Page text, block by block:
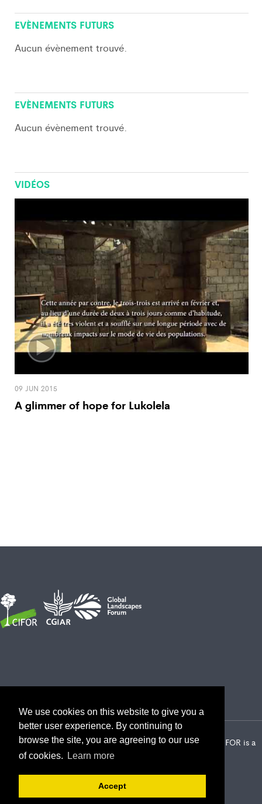
We use cookies on this website to give you a
better user experience. By continuing to
browse the site, you are agreeing to our use
of cookies.
Learn more
Accept
EVÈNEMENTS FUTURS
Aucun évènement trouvé.
EVÈNEMENTS FUTURS
Aucun évènement trouvé.
VIDÉOS
09 JUN 2015
A glimmer of hope for Lukolela
2026 Center for International Forestry Research (CIFOR) | CIFOR is a
CGIAR Research Center
Landscape Alliance privacy notice